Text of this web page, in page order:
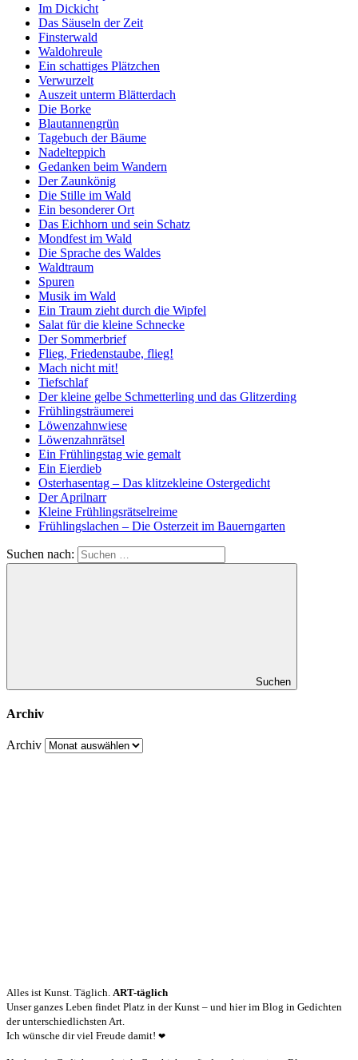
Im Dickicht
Das Säuseln der Zeit
Finsterwald
Waldohreule
Ein schattiges Plätzchen
Verwurzelt
Auszeit unterm Blätterdach
Die Borke
Blautannengrün
Tagebuch der Bäume
Nadelteppich
Gedanken beim Wandern
Der Zaunkönig
Die Stille im Wald
Ein besonderer Ort
Das Eichhorn und sein Schatz
Mondfest im Wald
Die Sprache des Waldes
Waldtraum
Spuren
Musik im Wald
Ein Traum zieht durch die Wipfel
Salat für die kleine Schnecke
Der Sommerbrief
Flieg, Friedenstaube, flieg!
Mach nicht mit!
Tiefschlaf
Der kleine gelbe Schmetterling und das Glitzerding
Frühlingsträumerei
Löwenzahnwiese
Löwenzahnrätsel
Ein Frühlingstag wie gemalt
Ein Eierdieb
Osterhasentag – Das klitzekleine Ostergedicht
Der Aprilnarr
Kleine Frühlingsrätselreime
Frühlingslachen – Die Osterzeit im Bauerngarten
Suchen nach:
Suchen
Archiv
Archiv
Alles ist Kunst. Täglich. ART-täglich
Unser ganzes Leben findet Platz in der Kunst – und hier im Blog in Gedichten
der unterschiedlichsten Art.
Ich wünsche dir viel Freude damit! ❤